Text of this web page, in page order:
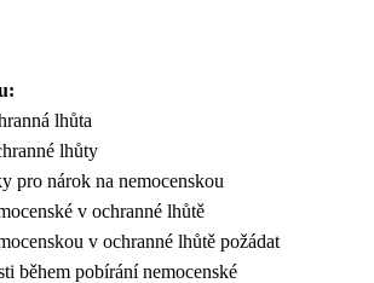
lhůta
lhůty
pro nárok na nemocenskou
v ochranné lhůtě
v ochranné lhůtě požádat
během pobírání nemocenské